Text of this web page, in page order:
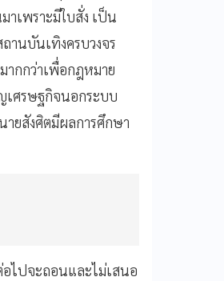
าเพราะมีใบสั่ง เป็น
านบันเทิงครบวงจร
ากกว่าเพื่อกฎหมาย
เศรษฐกิจนอกระบบ
ายสังศิตมีผลการศึกษา
ไปจะถอนและไม่เสนอ